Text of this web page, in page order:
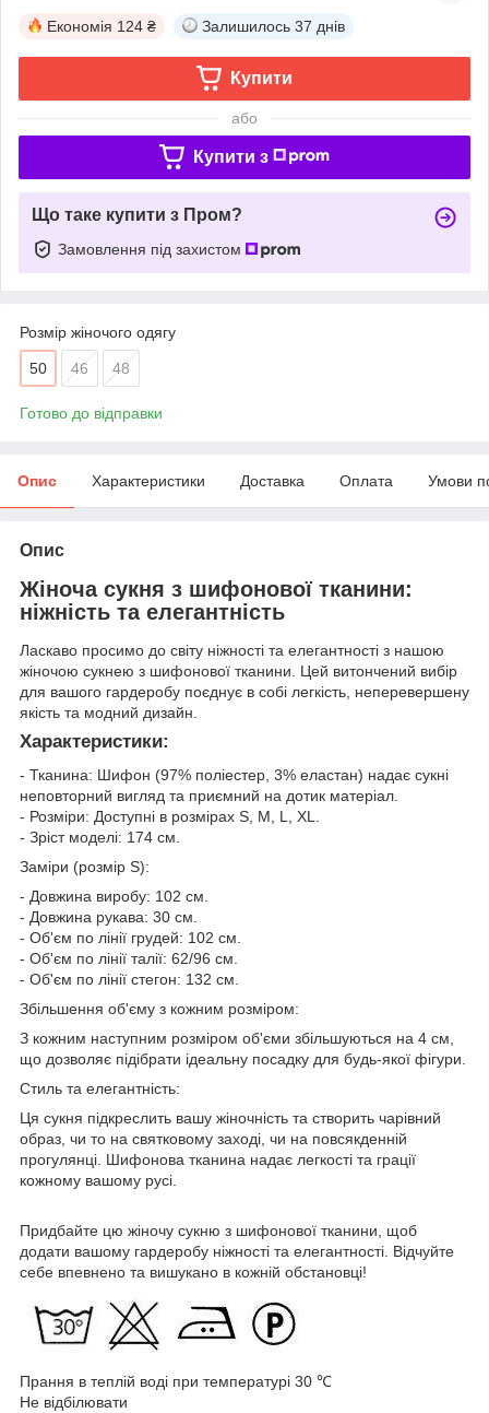
Економія 124 ₴ Залишилось 37 днів
Купити
або
Купити з
Що таке купити з Пром?
Замовлення під захистом
Розмір жіночого одягу
50 46 48
Готово до відправки
Опис Характеристики Доставка Оплата Умови
Опис
Жіноча сукня з шифонової тканини:
ніжність та елегантність
Ласкаво просимо до світу ніжності та елегантності з нашою
жіночою сукнею з шифонової тканини. Цей витончений вибір
для вашого гардеробу поєднує в собі легкість, неперевершену
якість та модний дизайн.
Характеристики:
- Тканина: Шифон (97% поліестер, 3% еластан) надає сукні
неповторний вигляд та приємний на дотик матеріал.
- Розміри: Доступні в розмірах S, M, L, XL.
- Зріст моделі: 174 см.
Заміри (розмір S):
- Довжина виробу: 102 см.
- Довжина рукава: 30 см.
- Об'єм по лінії грудей: 102 см.
- Об'єм по лінії талії: 62/96 см.
- Об'єм по лінії стегон: 132 см.
Збільшення об'єму з кожним розміром:
З кожним наступним розміром об'єми збільшуються на 4 см,
що дозволяє підібрати ідеальну посадку для будь-якої фігури.
Стиль та елегантність:
Ця сукня підкреслить вашу жіночність та створить чарівний
образ, чи то на святковому заході, чи на повсякденній
прогулянці. Шифонова тканина надає легкості та грації
кожному вашому русі.
Придбайте цю жіночу сукню з шифонової тканини, щоб
додати вашому гардеробу ніжності та елегантності. Відчуйте
себе впевнено та вишукано в кожній обстановці!
Прання в теплій воді при температурі 30 ℃
Не відбілювати